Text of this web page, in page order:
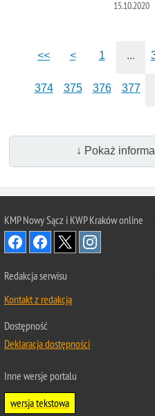
15.10.2020
<< < 1 ...
374 375 376 377
↓ Pokaż
KMP Nowy Sącz i KWP Kraków online
Redakcja serwisu
Kontakt z redakcją
Dostępność
Deklaracja dostępności
Inne wersje portalu
wersja tekstowa